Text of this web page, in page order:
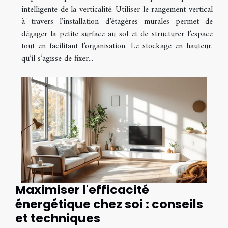
intelligente de la verticalité. Utiliser le rangement vertical
à travers l’installation d’étagères murales permet de
dégager la petite surface au sol et de structurer l’espace
tout en facilitant l’organisation. Le stockage en hauteur,
qu’il s’agisse de fixer...
Maximiser l'efficacité
énergétique chez soi : conseils
et techniques